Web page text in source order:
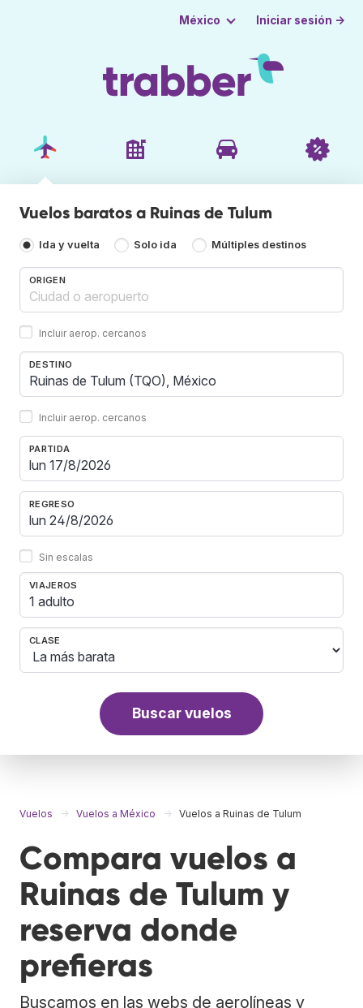
México Iniciar sesión →
Vuelos baratos a Ruinas de Tulum
Ida y vuelta Solo ida Múltiples destinos
ORIGEN
Incluir aerop. cercanos
DESTINO
Incluir aerop. cercanos
PARTIDA
REGRESO
Sin escalas
VIAJEROS
1 adulto
CLASE
Buscar vuelos
Vuelos Vuelos a México Vuelos a Ruinas de Tulum
Compara vuelos a
Ruinas de Tulum y
reserva donde
prefieras
Buscamos en las webs de aerolíneas y